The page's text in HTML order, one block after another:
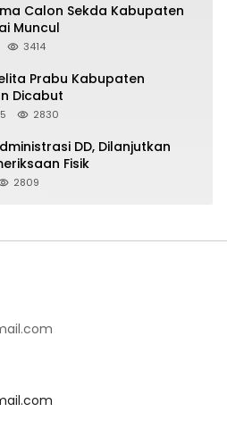
Calon Sekda Kabupaten
Muncul
3414
Prabu Kabupaten
Dicabut
2830
DD, Dilanjutkan
Fisik
2809